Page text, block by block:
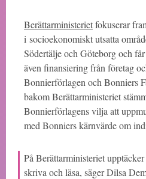
Berättarministerietfokuserar
i socioekonomiskt utsatta
Södertälje och Göteborg och
även finansiering från företag
Bonnierförlagen och Bonniers
bakom Berättarministeriet
Bonnierförlagens vilja att
med Bonniers kärnvärde om
På Berättarministeriet
skriva och läsa, säger Dilsa